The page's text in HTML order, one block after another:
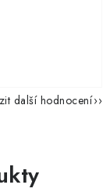
další hodnocení